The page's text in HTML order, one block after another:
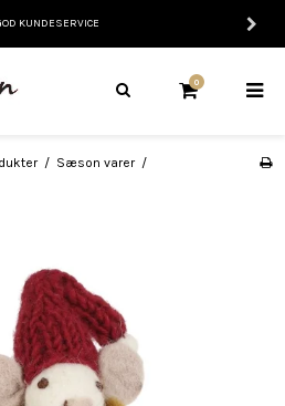
KUNDESERVICE
0
/ Sæson varer /